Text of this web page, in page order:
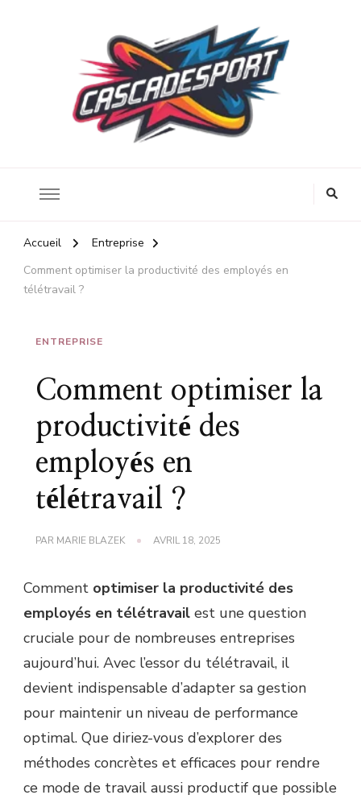
Accueil
Entreprise
Comment optimiser la productivité des employés en
télétravail ?
ENTREPRISE
Comment optimiser la
productivité des
employés en
télétravail ?
PAR MARIE BLAZEK AVRIL 18, 2025
Comment optimiser la productivité des
employés en télétravail est une question
cruciale pour de nombreuses entreprises
aujourd’hui. Avec l’essor du télétravail, il
devient indispensable d’adapter sa gestion
pour maintenir un niveau de performance
optimal. Que diriez-vous d’explorer des
méthodes concrètes et efficaces pour rendre
ce mode de travail aussi productif que possible